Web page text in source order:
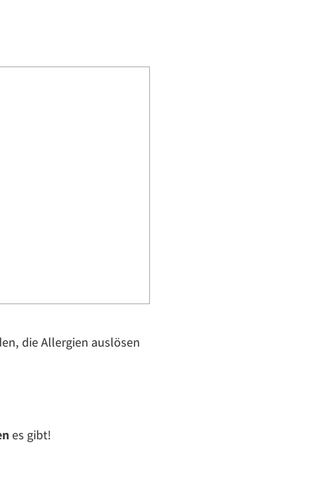
die Allergien auslösen
es gibt!